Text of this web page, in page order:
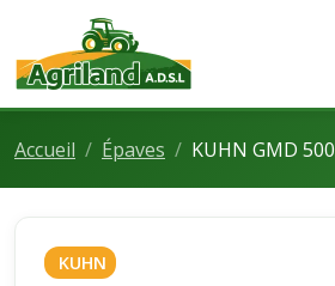
Accueil Épaves KUHN GMD 500
KUHN